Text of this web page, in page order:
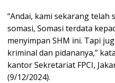
“Andai, kami sekarang telah
somasi, Somasi terdata
menyimpan SHM ini. Tapi
kriminal dan pidananya,”
kantor Sekretariat FPCI,
(9/12/2024).